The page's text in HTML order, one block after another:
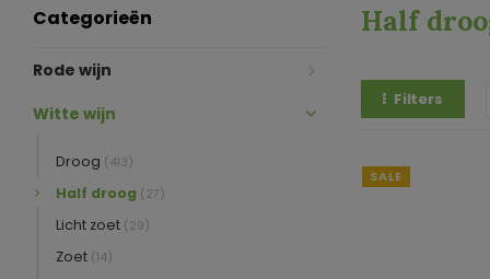
Categorieën
Rode wijn
Witte wijn
Droog (413)
Half droog (27)
Licht zoet (29)
Zoet (14)
Half
Filters
SALE